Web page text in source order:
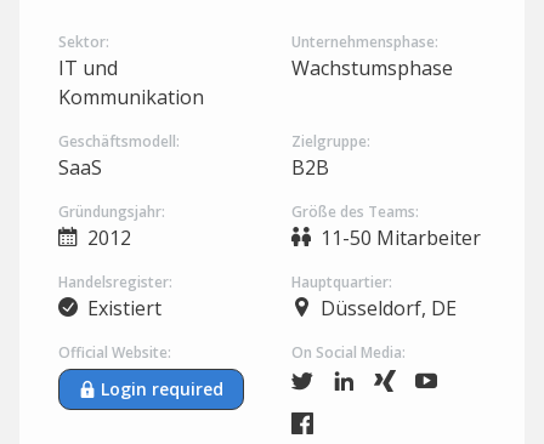
Sektor:
IT und
Kommunikation
Unternehmensphase:
Wachstumsphase
Geschäftsmodell:
SaaS
Zielgruppe:
B2B
Gründungsjahr:
2012
Größe des Teams:
11-50 Mitarbeiter
Handelsregister:
Existiert
Hauptquartier:
Düsseldorf, DE
Official Website:
Login required
On Social Media: